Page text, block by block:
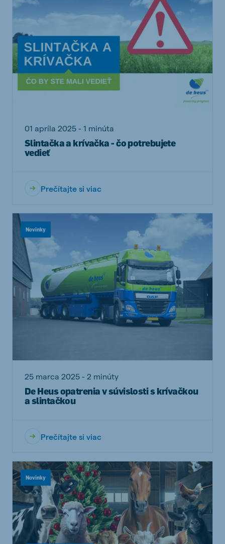
01 apríla 2025 - 1 minúta
Slintačka a krívačka - čo potrebujete
vedieť
Prečítajte si viac
Novinky
25 marca 2025 - 2 minúty
De Heus opatrenia v súvislosti s krívačkou
a slintačkou
Prečítajte si viac
Novinky